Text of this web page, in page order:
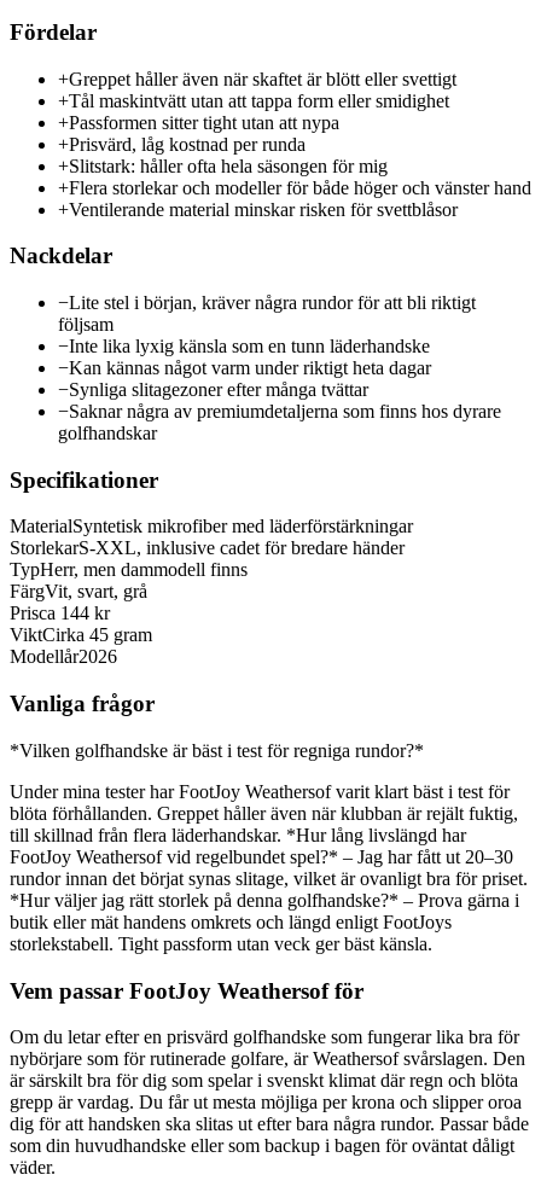
Fördelar
+Greppet håller även när skaftet är blött eller svettigt
+Tål maskintvätt utan att tappa form eller smidighet
+Passformen sitter tight utan att nypa
+Prisvärd, låg kostnad per runda
+Slitstark: håller ofta hela säsongen för mig
+Flera storlekar och modeller för både höger och vänster hand
+Ventilerande material minskar risken för svettblåsor
Nackdelar
−Lite stel i början, kräver några rundor för att bli riktigt
följsam
−Inte lika lyxig känsla som en tunn läderhandske
−Kan kännas något varm under riktigt heta dagar
−Synliga slitagezoner efter många tvättar
−Saknar några av premiumdetaljerna som finns hos dyrare
golfhandskar
Specifikationer
MaterialSyntetisk mikrofiber med läderförstärkningar
StorlekarS-XXL, inklusive cadet för bredare händer
TypHerr, men dammodell finns
FärgVit, svart, grå
Prisca 144 kr
ViktCirka 45 gram
Modellår2026
Vanliga frågor
*Vilken golfhandske är bäst i test för regniga rundor?*
Under mina tester har FootJoy Weathersof varit klart bäst i test för
blöta förhållanden. Greppet håller även när klubban är rejält fuktig,
till skillnad från flera läderhandskar. *Hur lång livslängd har
FootJoy Weathersof vid regelbundet spel?* – Jag har fått ut 20–30
rundor innan det börjat synas slitage, vilket är ovanligt bra för priset.
*Hur väljer jag rätt storlek på denna golfhandske?* – Prova gärna i
butik eller mät handens omkrets och längd enligt FootJoys
storlekstabell. Tight passform utan veck ger bäst känsla.
Vem passar FootJoy Weathersof för
Om du letar efter en prisvärd golfhandske som fungerar lika bra för
nybörjare som för rutinerade golfare, är Weathersof svårslagen. Den
är särskilt bra för dig som spelar i svenskt klimat där regn och blöta
grepp är vardag. Du får ut mesta möjliga per krona och slipper oroa
dig för att handsken ska slitas ut efter bara några rundor. Passar både
som din huvudhandske eller som backup i bagen för oväntat dåligt
väder.